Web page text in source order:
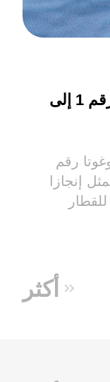
وصول مشروع خط مترو بوغوتا رقم 1 إلى
رقم
إنجازا
أكثر